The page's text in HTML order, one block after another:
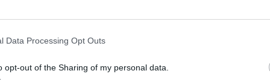
Data Processing Opt Outs
opt-out of the Sharing of my personal data.
Škoda Auto zahájila ve
hlavním závodě v Mladé
sériovou výrobu nového
Jde o největší vůz v